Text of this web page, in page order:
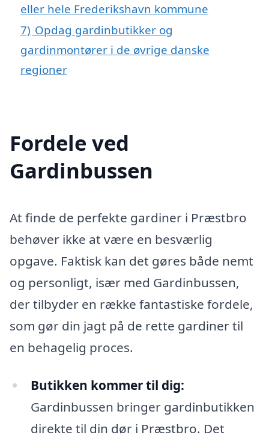
eller hele Frederikshavn kommune
7) Opdag gardinbutikker og
gardinmontører i de øvrige danske
regioner
Fordele ved
Gardinbussen
At finde de perfekte gardiner i Præstbro
behøver ikke at være en besværlig
opgave. Faktisk kan det gøres både nemt
og personligt, især med Gardinbussen,
der tilbyder en række fantastiske fordele,
som gør din jagt på de rette gardiner til
en behagelig proces.
Butikken kommer til dig:
Gardinbussen bringer gardinbutikken
direkte til din dør i Præstbro. Det